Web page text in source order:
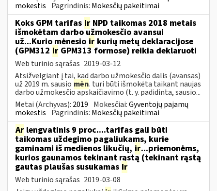
mokestis Pagrindinis: Mokesčių pakeitimai
Koks GPM tarifas ir NPD taikomas 2018 metais
išmokėtam darbo užmokesčio avansui
už...Kurio mėnesio ir kurių metų deklaracijose
(GPM312 ir GPM313 formose) reikia deklaruoti
Web turinio sąrašas 2019-03-12
Atsižvelgiant į tai, kad darbo užmokesčio dalis (avansas)
už 2019 m. sausio mėn. turi būti išmokėta taikant naujas
darbo užmokesčio apskaičiavimo (t. y. padidinta, sausio...
Metai (Archyvas): 2019 Mokesčiai:Gyventojų pajamų
mokestis Pagrindinis: Mokesčių pakeitimai
Ar lengvatinis 9 proc....tarifas gali būti
taikomas uždegimo pagaliukams, kurie
gaminami iš medienos likučių, ir...priemonėms,
kurios gaunamos tekinant rąstą (tekinant rąstą
gautas plaušas susukamas ir
Web turinio sąrašas 2019-03-08